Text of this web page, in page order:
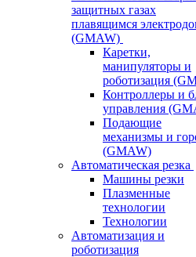
защитных газах
плавящимся
(GMAW)
Каретки,
манипуляторы и
роботизация
Контроллеры и
управления
Подающие
механизмы и
(GMAW)
Автоматическая резка
Машины резки
Плазменные
технологии
Технологии
Автоматизация и
роботизация